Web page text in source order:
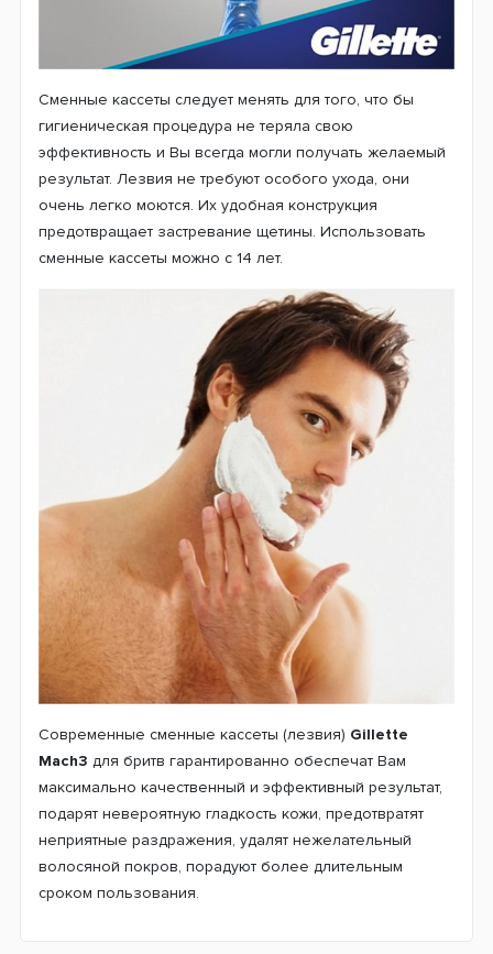
Сменные кассеты следует менять для того, что бы
гигиеническая процедура не теряла свою
эффективность и Вы всегда могли получать желаемый
результат. Лезвия не требуют особого ухода, они
очень легко моются. Их удобная конструкция
предотвращает застревание щетины. Использовать
сменные кассеты можно с 14 лет.
Современные сменные кассеты (лезвия) Gillette
Mach3 для бритв гарантированно обеспечат Вам
максимально качественный и эффективный результат,
подарят невероятную гладкость кожи, предотвратят
неприятные раздражения, удалят нежелательный
волосяной покров, порадуют более длительным
сроком пользования.